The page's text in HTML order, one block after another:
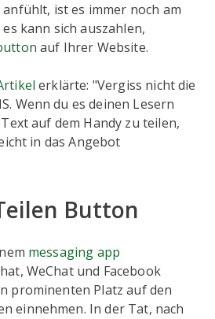
ist es immer noch am
kann sich auszahlen,
auf Ihrer Website.
erklärte: "Vergiss nicht die
Wenn du es deinen Lesern
auf dem Handy zu teilen,
in das Angebot
Button
messaging app
WeChat und Facebook
prominenten Platz auf den
einnehmen. In der Tat, nach